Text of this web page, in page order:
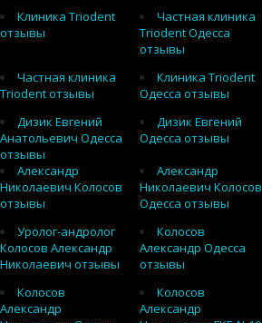
Клиника Triodent
отзывы
Частная клиника
Triodent Одесса
отзывы
Частная клиника
Triodent отзывы
Клиника Triodent
Одесса отзывы
Дизик Евгений
Анатольевич Одесса
отзывы
Дизик Евгений
Одесса отзывы
Александр
Николаевич Колосов
отзывы
Александр
Николаевич Колосов
Одесса отзывы
Уролог-андролог
Колосов Александр
Николаевич отзывы
Колосов
Александр Одесса
отзывы
Колосов
Александр
Колосов
Александр